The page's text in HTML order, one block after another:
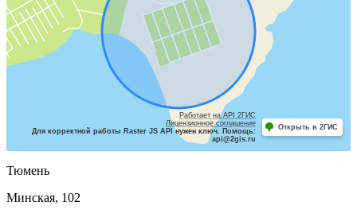
Работает на API 2ГИС
Лицензионное соглашение
Для корректной работы Raster JS API нужен ключ. Помощь:
api@2gis.ru
Открыть в 2ГИС
Тюмень
Минская, 102